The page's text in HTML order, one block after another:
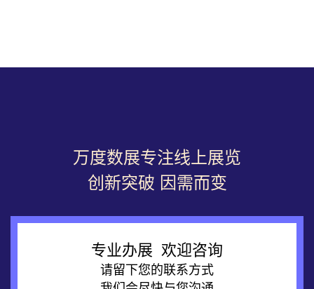
万度数展专注线上展览
创新突破 因需而变
专业办展 欢迎咨询
请留下您的联系方式